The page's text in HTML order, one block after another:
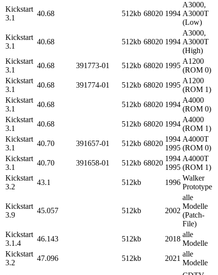
Kickstart
3.1
40.68 512kb 68020 1994
A3000,
A3000T
(Low)
Kickstart
3.1
40.68 512kb 68020 1994
A3000,
A3000T
(High)
Kickstart
3.1
40.68 391773-01 512kb 68020 1995
A1200
(ROM 0)
Kickstart
3.1
40.68 391774-01 512kb 68020 1995
A1200
(ROM 1)
Kickstart
3.1
40.68 512kb 68020 1994
A4000
(ROM 0)
Kickstart
3.1
40.68 512kb 68020 1994
A4000
(ROM 1)
Kickstart
3.1
40.70 391657-01 512kb 68020
1994
1995
A4000T
(ROM 0)
Kickstart
3.1
40.70 391658-01 512kb 68020
1994
1995
A4000T
(ROM 1)
Kickstart
3.2
43.1 512kb 1996
Walker
Prototype
Kickstart
3.9
45.057 512kb 2002
alle
Modelle
(Patch-
File)
Kickstart
3.1.4
46.143 512kb 2018
alle
Modelle
Kickstart
3.2
47.096 512kb 2021
alle
Modelle